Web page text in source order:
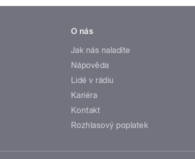
O nás
Jak nás naladíte
Nápověda
Lidé v rádiu
Kariéra
Kontakt
Rozhlasový poplatek